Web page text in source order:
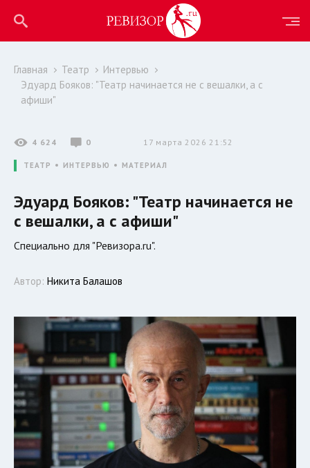
Главная Театр
Интервью
Эдуард Бояков: "Театр начинается не с вешалки, а с
афиши"
4 624 0 17 марта 2026 21:52
ТЕАТР ИНТЕРВЬЮ МАТЕРИАЛ
Эдуард Бояков: "Театр начинается не
с вешалки, а с афиши"
Специально для "Ревизора.ru".
Автор: Никита Балашов